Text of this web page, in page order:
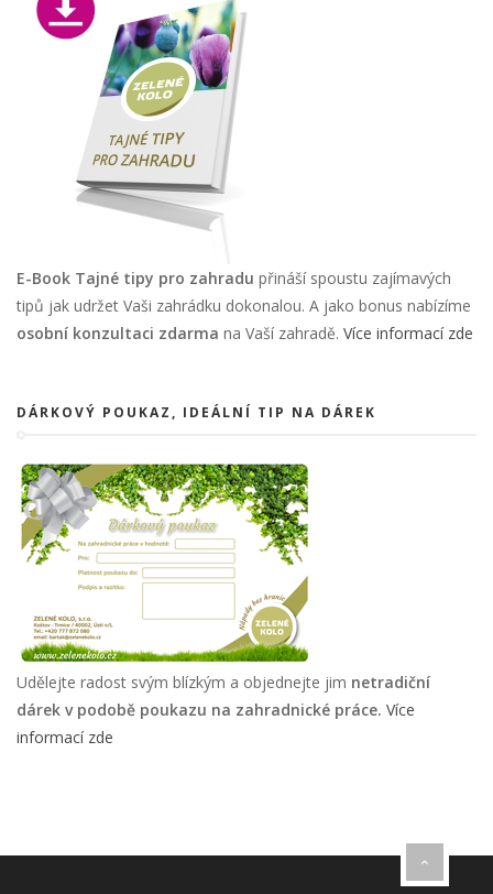
E-Book Tajné tipy pro zahradu přináší spoustu zajímavých
tipů jak udržet Vaši zahrádku dokonalou. A jako bonus nabízíme
osobní konzultaci zdarma na Vaší zahradě. Více informací zde
DÁRKOVÝ POUKAZ, IDEÁLNÍ TIP NA DÁREK
Udělejte radost svým blízkým a objednejte jim netradiční
dárek v podobě poukazu na zahradnické práce. Více
informací zde